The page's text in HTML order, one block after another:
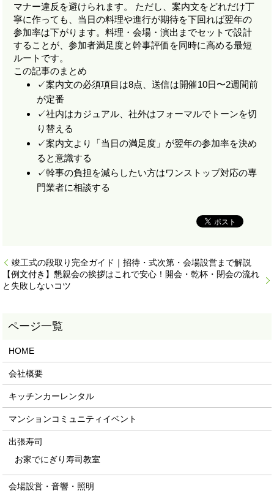
マナー違反を避けられます。 ただし、案内文をどれだけ丁
寧に作っても、当日の料理や進行が期待を下回れば翌年の
参加率は下がります。料理・会場・演出までセットで設計
することが、参加者満足度と幹事評価を同時に高める最短
ルートです。
この記事のまとめ
✓案内文の必須項目は8点、送信は開催10日〜2週間前
が定番
✓社内はカジュアル、社外はフォーマルでトーンを切
り替える
✓案内文より「当日の満足度」が翌年の参加率を決め
ると意識する
✓幹事の負担を減らしたい方はワンストップ対応の専
門業者に相談する
竣工式の段取り完全ガイド｜招待・式次第・会場設営まで解説
【例文付き】懇親会の挨拶はこれで安心！開会・乾杯・閉会の流れ
と失敗しないコツ
HOME
会社概要
キッチンカーレンタル
マンションコミュニティイベント
出張寿司
お家でにぎり寿司教室
会場設営・音響・照明